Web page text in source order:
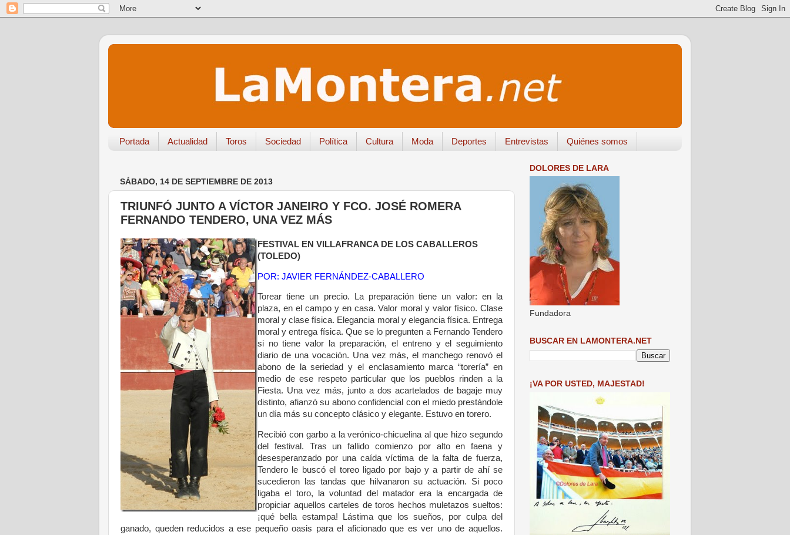
Portada Actualidad Toros Sociedad Política Cultura Moda Deportes Entrevistas Quiénes somos
SÁBADO, 14 DE SEPTIEMBRE DE 2013
TRIUNFÓ JUNTO A VÍCTOR JANEIRO Y FCO. JOSÉ ROMERA
FERNANDO TENDERO, UNA VEZ MÁS
FESTIVAL EN VILLAFRANCA DE LOS CABALLEROS
(TOLEDO)
POR: JAVIER FERNÁNDEZ-CABALLERO
Torear tiene un precio. La preparación tiene un valor: en la
plaza, en el campo y en casa. Valor moral y valor físico. Clase
moral y clase física. Elegancia moral y elegancia física. Entrega
moral y entrega física. Que se lo pregunten a Fernando Tendero
si no tiene valor la preparación, el entreno y el seguimiento
diario de una vocación. Una vez más, el manchego renovó el
abono de la seriedad y el enclasamiento marca “torería” en
medio de ese respeto particular que los pueblos rinden a la
Fiesta. Una vez más, junto a dos acartelados de bagaje muy
distinto, afianzó su abono confidencial con el miedo prestándole
un día más su concepto clásico y elegante. Estuvo en torero.
Recibió con garbo a la verónico-chicuelina al que hizo segundo
del festival. Tras un fallido comienzo por alto en faena y
desesperanzado por una caída víctima de la falta de fuerza,
Tendero le buscó el toreo ligado por bajo y a partir de ahí se
sucedieron las tandas que hilvanaron su actuación. Si poco
ligaba el toro, la voluntad del matador era la encargada de
propiciar aquellos carteles de toros hechos muletazos sueltos:
¡qué bella estampa! Lástima que los sueños, por culpa del
ganado, queden reducidos a ese pequeño oasis para el aficionado que es ver uno de aquellos.
DOLORES DE LARA
Fundadora
BUSCAR EN LAMONTERA.NET
¡VA POR USTED, MAJESTAD!